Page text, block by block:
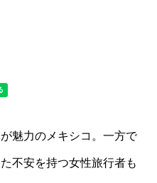
魅力のメキシコ。一方で
不安を持つ女性旅行者も